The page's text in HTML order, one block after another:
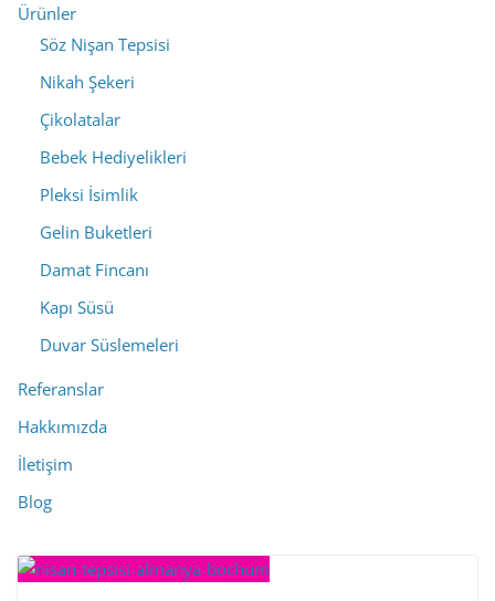
Ürünler
Söz Nişan Tepsisi
Nikah Şekeri
Çikolatalar
Bebek Hediyelikleri
Pleksi İsimlik
Gelin Buketleri
Damat Fincanı
Kapı Süsü
Duvar Süslemeleri
Referanslar
Hakkımızda
İletişim
Blog